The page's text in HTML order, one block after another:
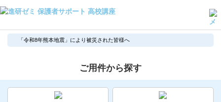
よくある質問・手続き
保護者サポート高校講座トップ
会員ページへログイン
「令和8年熊本地震」により被災された皆様へ
ご用件から探す